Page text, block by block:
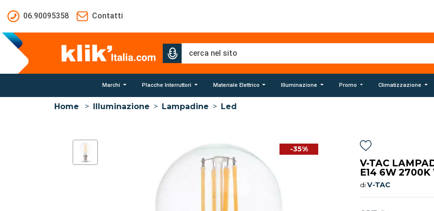
06.90095358
Contatti
Marchi Placche Interruttori Materiale Elettrico Illuminazione Promo Climatizzazione
Home > Illuminazione > Lampadine > Led
-35%
V-TAC
E14 6W
di V-TAC